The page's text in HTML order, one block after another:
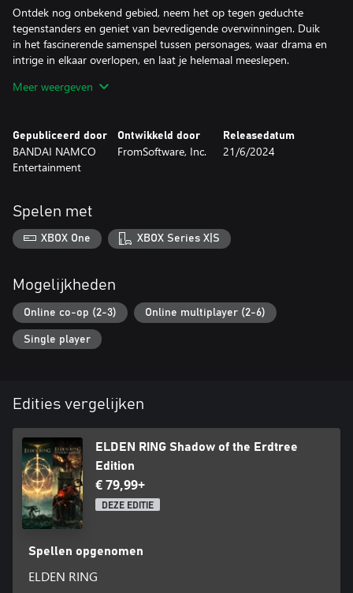
Ontdek nog onbekend gebied, neem het op tegen geduchte
tegenstanders en geniet van bevredigende overwinningen. Duik
in het fascinerende samenspel tussen personages, waar drama en
intrige in elkaar overlopen, en laat je helemaal meeslepen.
*Voor Shadow of the Erdtree-content heb je de basisgame nodig.
Meer weergeven
Gepubliceerd door
BANDAI NAMCO
Entertainment
Ontwikkeld door
FromSoftware, Inc.
Releasedatum
21/6/2024
Spelen met
XBOX One XBOX Series X|S
Mogelijkheden
Online co-op (2-3) Online multiplayer (2-6)
Single player
Edities vergelijken
ELDEN RING Shadow of the Erdtree
Edition
€ 79,99+
DEZE EDITIE
Spellen opgenomen
ELDEN RING